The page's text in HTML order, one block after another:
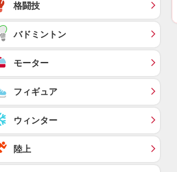
格闘技
バドミントン
モーター
フィギュア
ウィンター
陸上